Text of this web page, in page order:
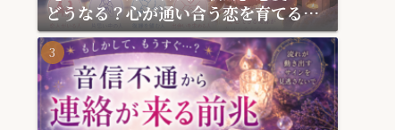
どうなる？心が通い合う恋を育てる新
月